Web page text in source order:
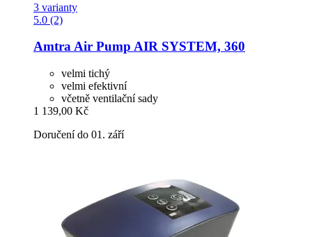
3 varianty
5.0 (2)
AmtraAir Pump AIR SYSTEM, 360
velmi tichý
velmi efektivní
včetně ventilační sady
1 139,00 Kč
Doručení do 01. září